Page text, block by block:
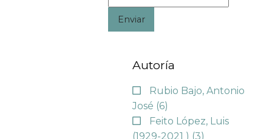
Enviar
Autoría
Rubio Bajo, Antonio
José (6)
Feito López, Luis
(1929-2021 ) (3)